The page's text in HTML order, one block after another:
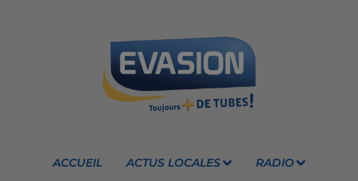
ACCUEIL ACTUS LOCALES RADIO